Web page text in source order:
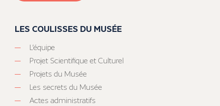
LES COULISSES DU MUSÉE
L’équipe
Projet Scientifique et Culturel
Projets du Musée
Les secrets du Musée
Actes administratifs